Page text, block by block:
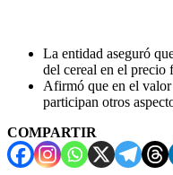
La entidad aseguró
del cereal en el precio
Afirmó que en el
participan otros
COMPARTIR